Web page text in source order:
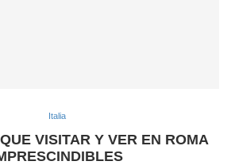
Italia
VISITAR Y VER EN ROMA